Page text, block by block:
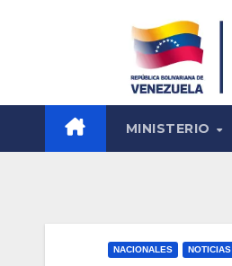
MINISTERIO
NACIONALES NOTICIAS